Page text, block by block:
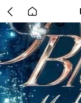
back
to
home